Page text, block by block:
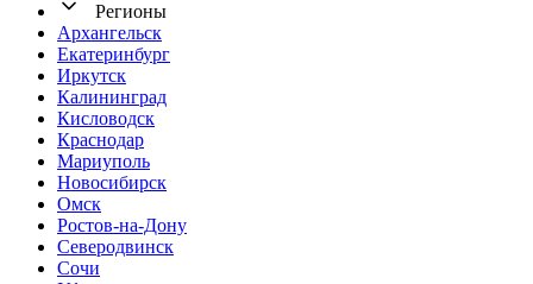
Регионы
Архангельск
Екатеринбург
Иркутск
Калининград
Кисловодск
Краснодар
Мариуполь
Новосибирск
Омск
Ростов-на-Дону
Северодвинск
Сочи